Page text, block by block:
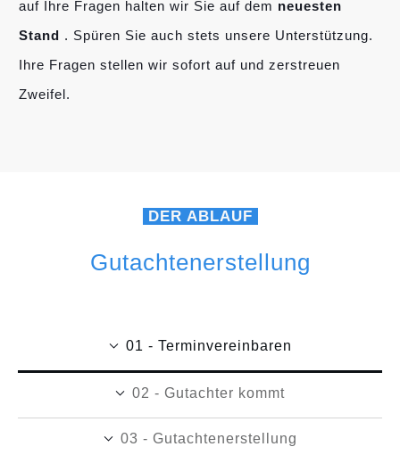
auf Ihre Fragen halten wir Sie auf dem neuesten
Stand . Spüren Sie auch stets unsere Unterstützung.
Ihre Fragen stellen wir sofort auf und zerstreuen
Zweifel.
DER ABLAUF
Gutachtenerstellung
01 - Terminvereinbaren
02 - Gutachter kommt
03 - Gutachtenerstellung